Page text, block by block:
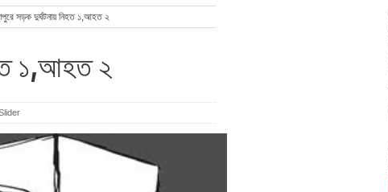
সড়ক দুর্ঘটনায় নিহত ১,আহত ২
১,আহত ২